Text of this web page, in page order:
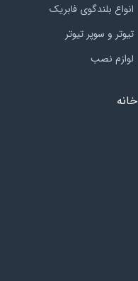
انواع بلندگوی فابریک
تیوتر و سوپر تیوتر
لوازم نصب
خانه